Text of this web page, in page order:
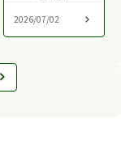
2026/07/02